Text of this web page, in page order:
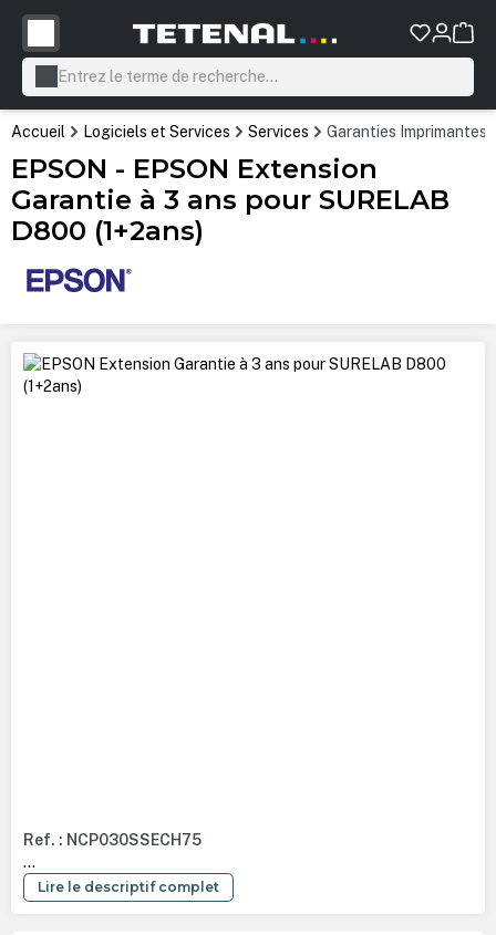
principal
Accueil Logiciels et Services Services Garanties Imprimantes
EPSON - EPSON Extension
Garantie à 3 ans pour SURELAB
D800 (1+2ans)
Ignorer la galerie d'images
Ref. : NCP030SSECH75
...
Lire le descriptif complet